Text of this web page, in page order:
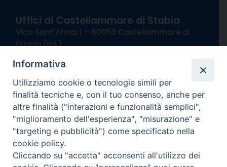
Uffici di Castellammare di Stabia
Vico Sant’Anna, 1 – 80053 Castellammare di
Stabia (NA)
Giorni ed Orari Apertura Uffici:
Lunedì e Mercoledì ore 09:00 – 13:00
Uffici Matrimoni:
Lunedì e Mercoledì ore 09:30 – 12:30
seguici su
Channel
Informativa
Utilizziamo cookie o tecnologie simili per
finalità tecniche e, con il tuo consenso, anche per
altre finalità ("interazioni e funzionalità semplici",
"miglioramento dell'esperienza", "misurazione" e
"targeting e pubblicità") come specificato nella
cookie policy.
Cliccando su "accetta" acconsenti all'utilizzo dei